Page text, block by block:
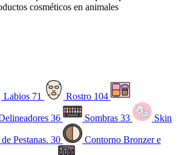
cosméticos en animales
Labios 71 Rostro 104
36 Sombras 33 Skin
Pestanas. 30 Contorno Bronzer e